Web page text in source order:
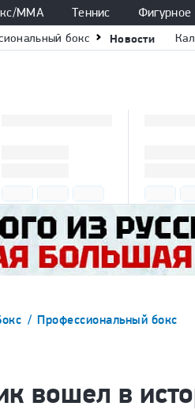
ММА Теннис Фигурное
бокс Новости
Профессиональный бокс
вошел в